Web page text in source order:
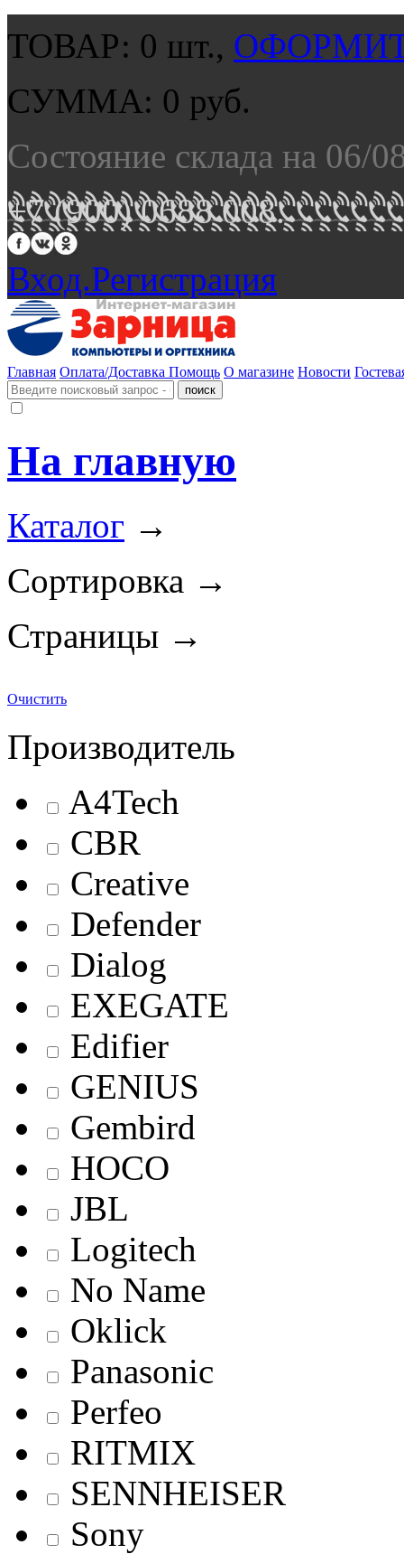
ТОВАР: 0 шт.,
СУММА: 0 руб.
Состояние склада на 06/
+7 (900) 0688 008.
Вход.Регистрация
Главная Оплата/Доставка Помощь О магазине Новости
На главную
Каталог →
Сортировка →
Страницы →
Очистить
Производитель
A4Tech
CBR
Creative
Defender
Dialog
EXEGATE
Edifier
GENIUS
Gembird
HOCO
JBL
Logitech
No Name
Oklick
Panasonic
Perfeo
RITMIX
SENNHEISER
Sony